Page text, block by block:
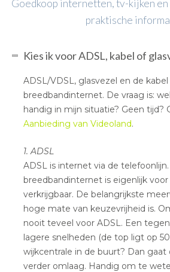
Goedkoop internetten, tv-kijken
praktische
Kies ik voor ADSL, kabel of
ADSL/VDSL, glasvezel en de
breedbandinternet. De vraag is:
handig in mijn situatie? Geen tijd?
Aanbieding van Videoland.
1. ADSL
ADSL is internet via de
breedbandinternet is eigenlijk voor
verkrijgbaar. De belangrijkste
hoge mate van keuzevrijheid is.
nooit teveel voor ADSL. Een
lagere snelheden (de top ligt op
wijkcentrale in de buurt? Dan gaat
verder omlaag. Handig om te